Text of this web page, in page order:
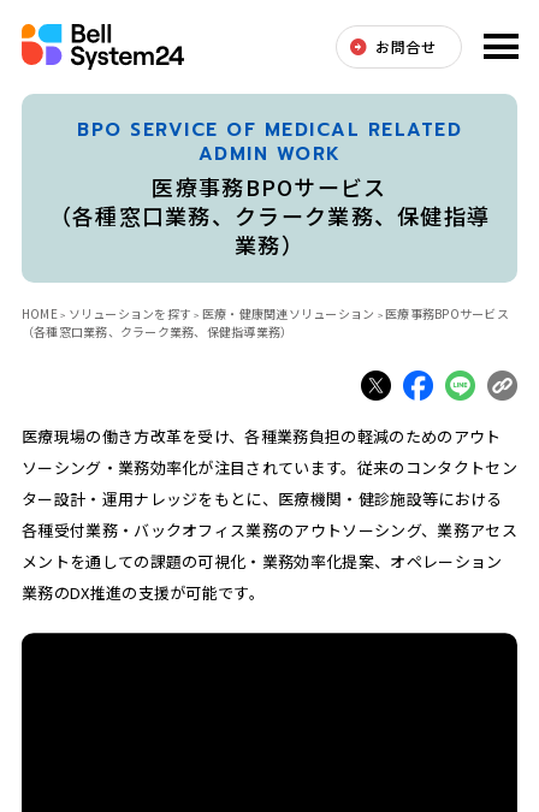
お問合せ
BPO SERVICE OF MEDICAL RELATED
ADMIN WORK
医療事務BPOサービス
（各種窓口業務、クラーク業務、保健指導
業務）
HOME ソリューションを探す 医療・健康関連ソリューション
医療事務BPOサービス
（各種窓口業務、クラーク業務、保健指導業務）
医療現場の働き方改革を受け、各種業務負担の軽減のためのアウト
ソーシング・業務効率化が注目されています。従来のコンタクトセン
ター設計・運用ナレッジをもとに、医療機関・健診施設等における
各種受付業務・バックオフィス業務のアウトソーシング、業務アセス
メントを通しての課題の可視化・業務効率化提案、オペレーション
業務のDX推進の支援が可能です。